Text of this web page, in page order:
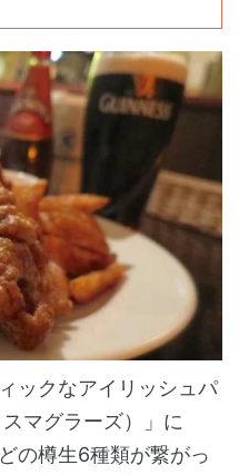
ックなアイリッシュパ
マグラーズ）」に
の樽生6種類が繋がっ